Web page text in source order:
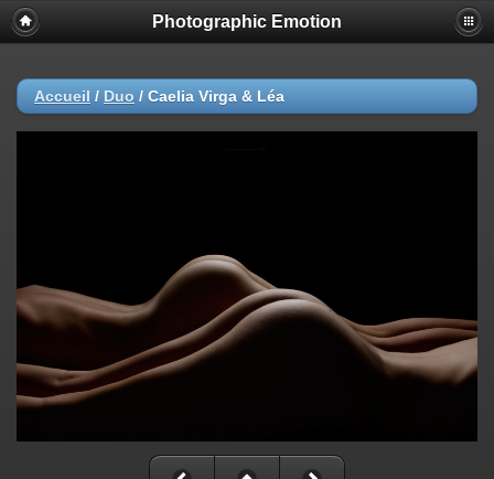
Photographic Emotion
Accueil / Duo / Caelia Virga & Léa